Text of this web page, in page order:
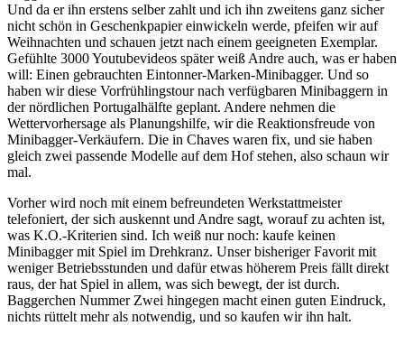
Und da er ihn erstens selber zahlt und ich ihn zweitens ganz sicher
nicht schön in Geschenkpapier einwickeln werde, pfeifen wir auf
Weihnachten und schauen jetzt nach einem geeigneten Exemplar.
Gefühlte 3000 Youtubevideos später weiß Andre auch, was er haben
will: Einen gebrauchten Eintonner-Marken-Minibagger. Und so
haben wir diese Vorfrühlingstour nach verfügbaren Minibaggern in
der nördlichen Portugalhälfte geplant. Andere nehmen die
Wettervorhersage als Planungshilfe, wir die Reaktionsfreude von
Minibagger-Verkäufern. Die in Chaves waren fix, und sie haben
gleich zwei passende Modelle auf dem Hof stehen, also schaun wir
mal.
Vorher wird noch mit einem befreundeten Werkstattmeister
telefoniert, der sich auskennt und Andre sagt, worauf zu achten ist,
was K.O.-Kriterien sind. Ich weiß nur noch: kaufe keinen
Minibagger mit Spiel im Drehkranz. Unser bisheriger Favorit mit
weniger Betriebsstunden und dafür etwas höherem Preis fällt direkt
raus, der hat Spiel in allem, was sich bewegt, der ist durch.
Baggerchen Nummer Zwei hingegen macht einen guten Eindruck,
nichts rüttelt mehr als notwendig, und so kaufen wir ihn halt.